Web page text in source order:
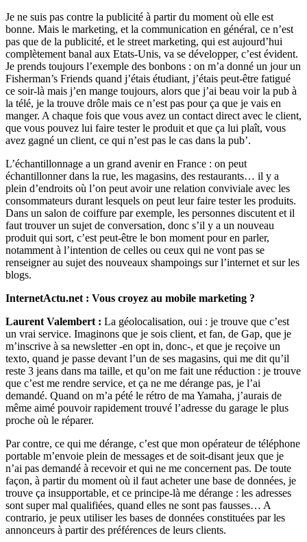
Je ne suis pas contre la publicité à partir du moment où elle est
bonne. Mais le marketing, et la communication en général, ce n’est
pas que de la publicité, et le street marketing, qui est aujourd’hui
complètement banal aux Etats-Unis, va se développer, c’est évident.
Je prends toujours l’exemple des bonbons : on m’a donné un jour un
Fisherman’s Friends quand j’étais étudiant, j’étais peut-être fatigué
ce soir-là mais j’en mange toujours, alors que j’ai beau voir la pub à
la télé, je la trouve drôle mais ce n’est pas pour ça que je vais en
manger. A chaque fois que vous avez un contact direct avec le client,
que vous pouvez lui faire tester le produit et que ça lui plaît, vous
avez gagné un client, ce qui n’est pas le cas dans la pub’.
L’échantillonnage a un grand avenir en France : on peut
échantillonner dans la rue, les magasins, des restaurants… il y a
plein d’endroits où l’on peut avoir une relation conviviale avec les
consommateurs durant lesquels on peut leur faire tester les produits.
Dans un salon de coiffure par exemple, les personnes discutent et il
faut trouver un sujet de conversation, donc s’il y a un nouveau
produit qui sort, c’est peut-être le bon moment pour en parler,
notamment à l’intention de celles ou ceux qui ne vont pas se
renseigner au sujet des nouveaux shampoings sur l’internet et sur les
blogs.
InternetActu.net : Vous croyez au mobile marketing ?
Laurent Valembert : La géolocalisation, oui : je trouve que c’est
un vrai service. Imaginons que je sois client, et fan, de Gap, que je
m’inscrive à sa newsletter -en opt in, donc-, et que je reçoive un
texto, quand je passe devant l’un de ses magasins, qui me dit qu’il
reste 3 jeans dans ma taille, et qu’on me fait une réduction : je trouve
que c’est me rendre service, et ça ne me dérange pas, je l’ai
demandé. Quand on m’a pété le rétro de ma Yamaha, j’aurais de
même aimé pouvoir rapidement trouvé l’adresse du garage le plus
proche où le réparer.
Par contre, ce qui me dérange, c’est que mon opérateur de téléphone
portable m’envoie plein de messages et de soit-disant jeux que je
n’ai pas demandé à recevoir et qui ne me concernent pas. De toute
façon, à partir du moment où il faut acheter une base de données, je
trouve ça insupportable, et ce principe-là me dérange : les adresses
sont super mal qualifiées, quand elles ne sont pas fausses… A
contrario, je peux utiliser les bases de données constituées par les
annonceurs à partir des préférences de leurs clients.